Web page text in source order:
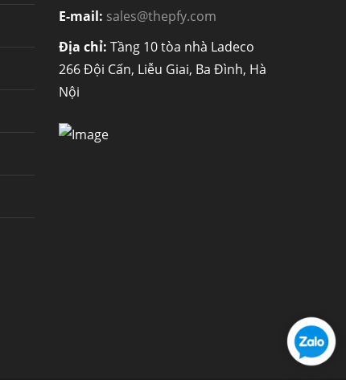
E-mail: sales@thepfy.com
Địa chỉ: Tầng 10 tòa nhà Ladeco
266 Đội Cấn, Liễu Giai, Ba Đình, Hà
Nội